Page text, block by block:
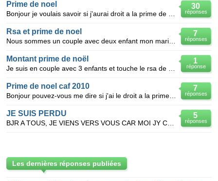
30
réponses
Prime de noel
7
réponses
Rsa et prime de noel
1
réponse
Montant prime de noël
7
réponses
Prime de noel caf 2010
5
réponses
JE SUIS PERDU
Les dernières réponses publiées